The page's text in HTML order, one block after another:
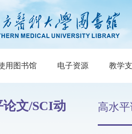
用图书馆 电子资源 教学
论文/SCI动
高水